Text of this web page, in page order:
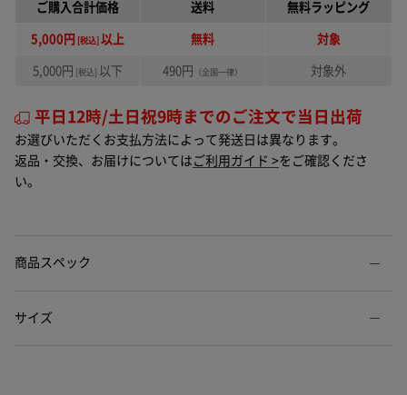
ご購入合計価格 送料 無料ラッピング
5,000円 [税込] 以上 無料 対象
5,000円 [税込] 以下 490円 （全国一律） 対象外
平日12時/土日祝9時までのご注文で当日出荷
お選びいただくお支払方法によって発送日は異なります。
返品・交換、お届けについては ご利用ガイド >をご確認くださ
い。
商品スペック
サイズ